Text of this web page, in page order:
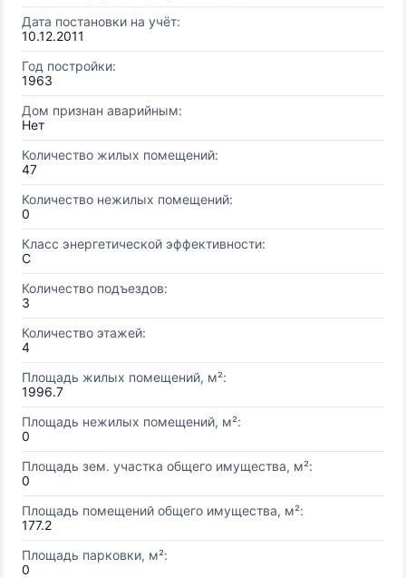
Дата постановки на учёт:
10.12.2011
Год постройки:
1963
Дом признан аварийным:
Нет
Количество жилых помещений:
47
Количество нежилых помещений:
0
Класс энергетической эффективности:
C
Количество подъездов:
3
Количество этажей:
4
Площадь жилых помещений, м²:
1996.7
Площадь нежилых помещений, м²:
0
Площадь зем. участка общего имущества, м²:
0
Площадь помещений общего имущества, м²:
177.2
Площадь парковки, м²:
0